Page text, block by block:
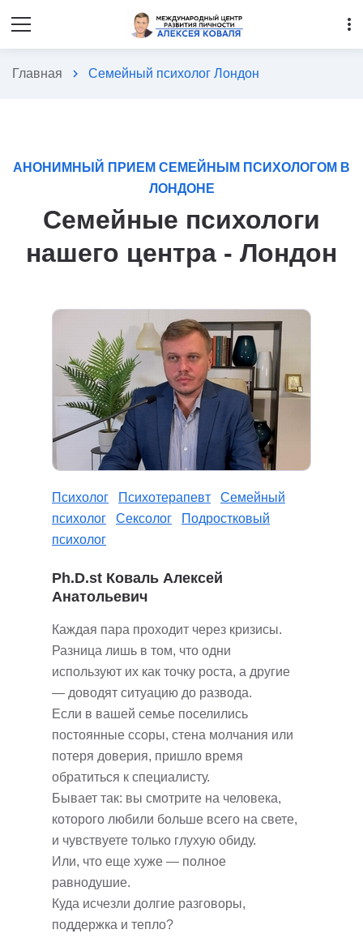
more_vert
Главная chevron_right Семейный психолог Лондон
АНОНИМНЫЙ ПРИЕМ СЕМЕЙНЫМ ПСИХОЛОГОМ В
ЛОНДОНЕ
Семейные психологи
нашего центра - Лондон
Психолог Психотерапевт
Семейный
психолог
Сексолог
Подростковый
психолог
Ph.D.st Коваль Алексей
Анатольевич
Каждая пара проходит через кризисы.
Разница лишь в том, что одни
используют их как точку роста, а другие
— доводят ситуацию до развода.
Если в вашей семье поселились
постоянные ссоры, стена молчания или
потеря доверия, пришло время
обратиться к специалисту.
Бывает так: вы смотрите на человека,
которого любили больше всего на свете,
и чувствуете только глухую обиду.
Или, что еще хуже — полное
равнодушие.
Куда исчезли долгие разговоры,
поддержка и тепло?